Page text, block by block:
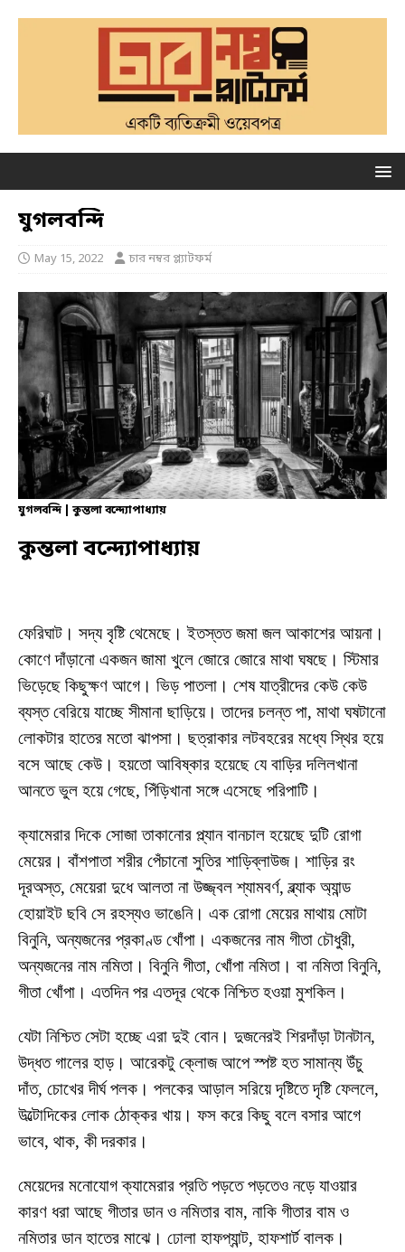
যুগলবন্দি
May 15, 2022 চার নম্বর প্ল্যাটফর্ম
যুগলবন্দি | কুন্তলা বন্দ্যোপাধ্যায়
কুন্তলা বন্দ্যোপাধ্যায়
ফেরিঘাট। সদ্য বৃষ্টি থেমেছে। ইতস্তত জমা জল আকাশের আয়না।
কোণে দাঁড়ানো একজন জামা খুলে জোরে জোরে মাথা ঘষছে। স্টিমার
ভিড়েছে কিছুক্ষণ আগে। ভিড় পাতলা। শেষ যাত্রীদের কেউ কেউ
ব্যস্ত বেরিয়ে যাচ্ছে সীমানা ছাড়িয়ে। তাদের চলন্ত পা, মাথা ঘষটানো
লোকটার হাতের মতো ঝাপসা। ছত্রাকার লটবহরের মধ্যে স্থির হয়ে
বসে আছে কেউ। হয়তো আবিষ্কার হয়েছে যে বাড়ির দলিলখানা
আনতে ভুল হয়ে গেছে, পিঁড়িখানা সঙ্গে এসেছে পরিপাটি।
ক্যামেরার দিকে সোজা তাকানোর প্ল্যান বানচাল হয়েছে দুটি রোগা
মেয়ের। বাঁশপাতা শরীর পেঁচানো সুতির শাড়িব্লাউজ। শাড়ির রং
দূরঅস্ত, মেয়েরা দুধে আলতা না উজ্জ্বল শ্যামবর্ণ, ব্ল্যাক অ্যান্ড
হোয়াইট ছবি সে রহস্যও ভাঙেনি। এক রোগা মেয়ের মাথায় মোটা
বিনুনি, অন্যজনের প্রকাণ্ড খোঁপা। একজনের নাম গীতা চৌধুরী,
অন্যজনের নাম নমিতা। বিনুনি গীতা, খোঁপা নমিতা। বা নমিতা বিনুনি,
গীতা খোঁপা। এতদিন পর এতদূর থেকে নিশ্চিত হওয়া মুশকিল।
যেটা নিশ্চিত সেটা হচ্ছে এরা দুই বোন। দুজনেরই শিরদাঁড়া টানটান,
উদ্ধত গালের হাড়। আরেকটু ক্লোজ আপে স্পষ্ট হত সামান্য উঁচু
দাঁত, চোখের দীর্ঘ পলক। পলকের আড়াল সরিয়ে দৃষ্টিতে দৃষ্টি ফেললে,
উল্টোদিকের লোক ঠোক্কর খায়। ফস করে কিছু বলে বসার আগে
ভাবে, থাক, কী দরকার।
মেয়েদের মনোযোগ ক্যামেরার প্রতি পড়তে পড়তেও নড়ে যাওয়ার
কারণ ধরা আছে গীতার ডান ও নমিতার বাম, নাকি গীতার বাম ও
নমিতার ডান হাতের মাঝে। ঢোলা হাফপ্যান্ট, হাফশার্ট বালক।